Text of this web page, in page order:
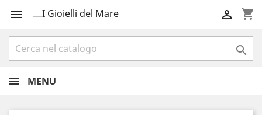
 shopping_cart


MENU